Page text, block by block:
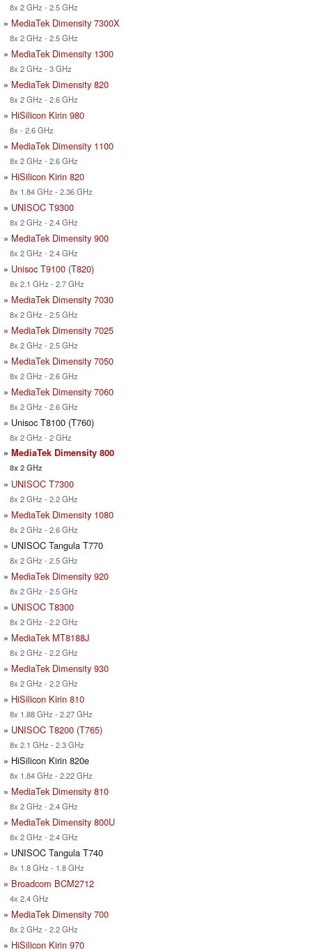
8x 2 GHz - 2.5 GHz
» MediaTek Dimensity 7300X
8x 2 GHz - 2.5 GHz
» MediaTek Dimensity 1300
8x 2 GHz - 3 GHz
» MediaTek Dimensity 820
8x 2 GHz - 2.6 GHz
» HiSilicon Kirin 980
8x - 2.6 GHz
» MediaTek Dimensity 1100
8x 2 GHz - 2.6 GHz
» HiSilicon Kirin 820
8x 1.84 GHz - 2.36 GHz
» UNISOC T9300
8x 2 GHz - 2.4 GHz
» MediaTek Dimensity 900
8x 2 GHz - 2.4 GHz
» Unisoc T9100 (T820)
8x 2.1 GHz - 2.7 GHz
» MediaTek Dimensity 7030
8x 2 GHz - 2.5 GHz
» MediaTek Dimensity 7025
8x 2 GHz - 2.5 GHz
» MediaTek Dimensity 7050
8x 2 GHz - 2.6 GHz
» MediaTek Dimensity 7060
8x 2 GHz - 2.6 GHz
» Unisoc T8100 (T760)
8x 2 GHz - 2 GHz
» MediaTek Dimensity 800
8x 2 GHz
» UNISOC T7300
8x 2 GHz - 2.2 GHz
» MediaTek Dimensity 1080
8x 2 GHz - 2.6 GHz
» UNISOC Tangula T770
8x 2 GHz - 2.5 GHz
» MediaTek Dimensity 920
8x 2 GHz - 2.5 GHz
» UNISOC T8300
8x 2 GHz - 2.2 GHz
» MediaTek MT8188J
8x 2 GHz - 2.2 GHz
» MediaTek Dimensity 930
8x 2 GHz - 2.2 GHz
» HiSilicon Kirin 810
8x 1.88 GHz - 2.27 GHz
» UNISOC T8200 (T765)
8x 2.1 GHz - 2.3 GHz
» HiSilicon Kirin 820e
8x 1.84 GHz - 2.22 GHz
» MediaTek Dimensity 810
8x 2 GHz - 2.4 GHz
» MediaTek Dimensity 800U
8x 2 GHz - 2.4 GHz
» UNISOC Tangula T740
8x 1.8 GHz - 1.8 GHz
» Broadcom BCM2712
4x 2.4 GHz
» MediaTek Dimensity 700
8x 2 GHz - 2.2 GHz
» HiSilicon Kirin 970